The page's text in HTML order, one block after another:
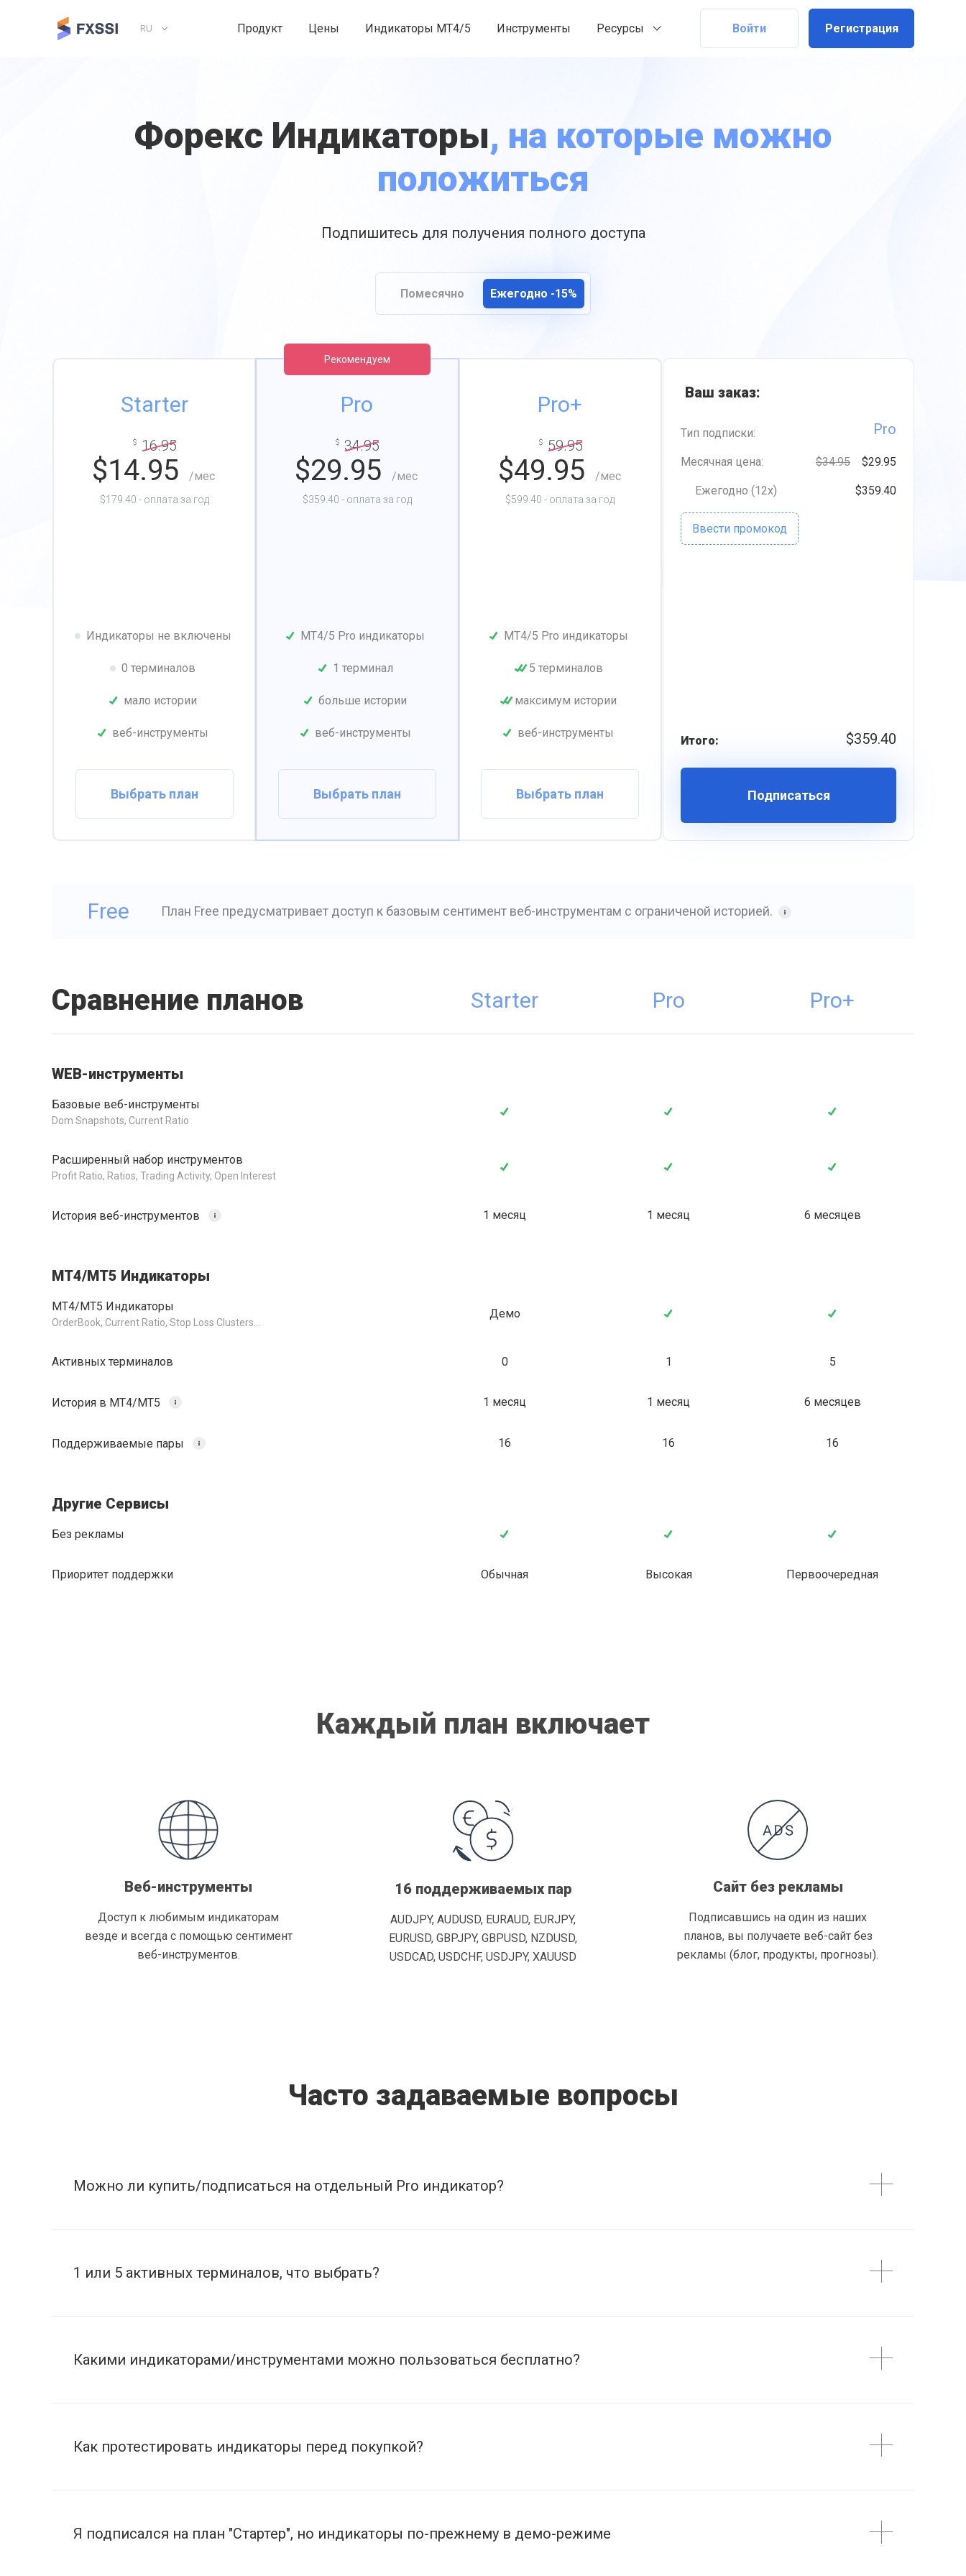
RU Продукт Цены Индикаторы MT4/5 Инструменты Ресурсы Войти Регистрация
Форекс Индикаторы, на которые можно
положиться
Подпишитесь для получения полного доступа
Помесячно Ежегодно -15%
Starter
$ 16.95
$14.95 /мес
$179.40 - оплата за год
Индикаторы не включены
0 терминалов
мало истории
веб-инструменты
Выбрать план
Pro
$ 34.95
$29.95 /мес
$359.40 - оплата за год
MT4/5 Pro индикаторы
1 терминал
больше истории
веб-инструменты
Выбрать план
Рекомендуем
Pro+
$ 59.95
$49.95 /мес
$599.40 - оплата за год
MT4/5 Pro индикаторы
5 терминалов
максимум истории
веб-инструменты
Выбрать план
Ваш заказ:
Тип подписки: Pro
$34.95 $29.95
Месячная цена:
$359.40
Ежегодно (12x)
Ввести промокод
$359.40
Итого:
Подписаться
Free План Free предусматривает доступ к базовым сентимент веб-инструментам с ограниченой историей.
Сравнение планов Starter Pro Pro+
WEB-инструменты
Базовые веб-инструменты
Dom Snapshots, Current Ratio
Расширенный набор инструментов
Profit Ratio, Ratios, Trading Activity, Open Interest
История веб-инструментов 1 месяц 1 месяц 6 месяцев
МТ4/MT5 Индикаторы
МТ4/MT5 Индикаторы
OrderBook, Current Ratio, Stop Loss Clusters...
Демо
Активных терминалов 0 1 5
История в МТ4/MT5 1 месяц 1 месяц 6 месяцев
Поддерживаемые пары 16 16 16
Другие Сервисы
Без рекламы
Приоритет поддержки Обычная Высокая Первоочередная
Каждый план включает
Веб-инструменты
Доступ к любимым индикаторам
везде и всегда с помощью сентимент
веб-инструментов.
16 поддерживаемых пар
AUDJPY, AUDUSD, EURAUD, EURJPY,
EURUSD, GBPJPY, GBPUSD, NZDUSD,
USDCAD, USDCHF, USDJPY, XAUUSD
Сайт без рекламы
Подписавшись на один из наших
планов, вы получаете веб-сайт без
рекламы (блог, продукты, прогнозы).
Часто задаваемые вопросы
Можно ли купить/подписаться на отдельный Pro индикатор?
1 или 5 активных терминалов, что выбрать?
Какими индикаторами/инструментами можно пользоваться бесплатно?
Как протестировать индикаторы перед покупкой?
Я подписался на план "Стартер", но индикаторы по-прежнему в демо-режиме